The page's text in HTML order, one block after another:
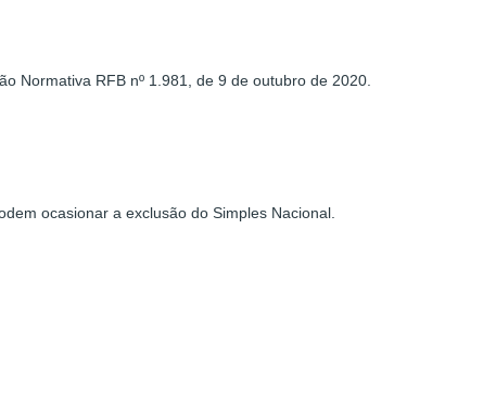
Normativa RFB nº 1.981, de 9 de outubro de 2020.
ocasionar a exclusão do Simples Nacional.